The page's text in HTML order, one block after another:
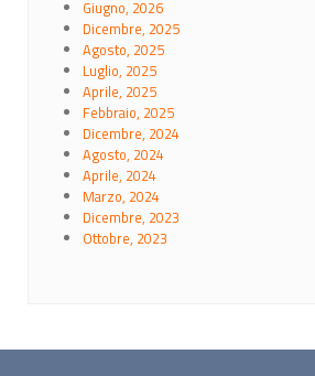
Giugno, 2026
Dicembre, 2025
Agosto, 2025
Luglio, 2025
Aprile, 2025
Febbraio, 2025
Dicembre, 2024
Agosto, 2024
Aprile, 2024
Marzo, 2024
Dicembre, 2023
Ottobre, 2023